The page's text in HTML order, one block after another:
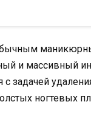
и массивный
задачей
ногтевых